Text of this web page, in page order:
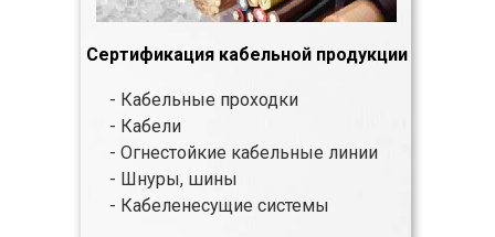
Сертификация кабельной продукции
- Кабельные проходки
- Кабели
- Огнестойкие кабельные линии
- Шнуры, шины
- Кабеленесущие системы